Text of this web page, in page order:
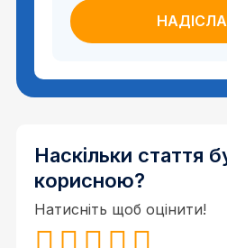
Наскільки стаття
корисною?
Натисніть щоб оцінити!